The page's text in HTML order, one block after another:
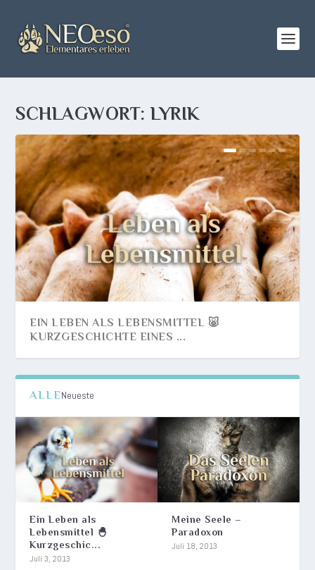
SCHLAGWORT:LYRIK
EIN LEBEN ALS LEBENSMITTEL 🐷
KURZGESCHICHTE EINES ...
GEDANKENNAHRUNG 🧑🏿‍🤝‍🧑🏼„WIR SIND
EIN VOLK – MENSCH...
LYRIK – ZU TODE ERKRANKT
ELEMENTARES LEBENSMOTTO | LICHT &
SCHATTEN
DIE GESCHICHTE DES ELEMENTARISMUS 🌱
🔥💨💦✨ LEHRE DER ...
BLUT IN EINEM STRUDEL AUS EIS
ALLENeueste
Ein Leben als
Lebensmittel 🐣
Kurzgeschic...
Juli 3, 2013
Meine Seele –
Paradoxon
Juli 18, 2013